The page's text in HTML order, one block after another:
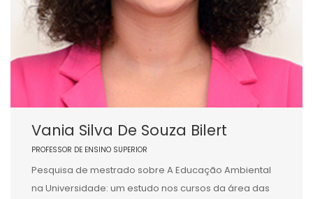
Vania Silva De Souza Bilert
PROFESSOR DE ENSINO SUPERIOR
Pesquisa de mestrado sobre A Educação Ambiental
na Universidade: um estudo nos cursos da área das